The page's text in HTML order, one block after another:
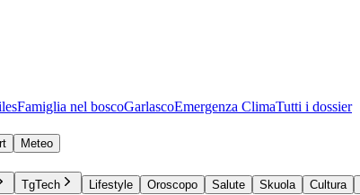
Famiglia nel boscoGarlascoEmergenza ClimaTutti i dossier
Meteo
TgTech Lifestyle Oroscopo Salute Skuola Cultura